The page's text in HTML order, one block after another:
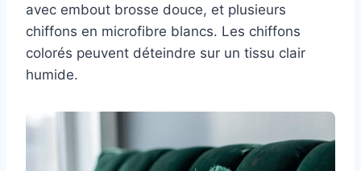
avec embout brosse douce, et plusieurs
chiffons en microfibre blancs. Les chiffons
colorés peuvent déteindre sur un tissu clair
humide.